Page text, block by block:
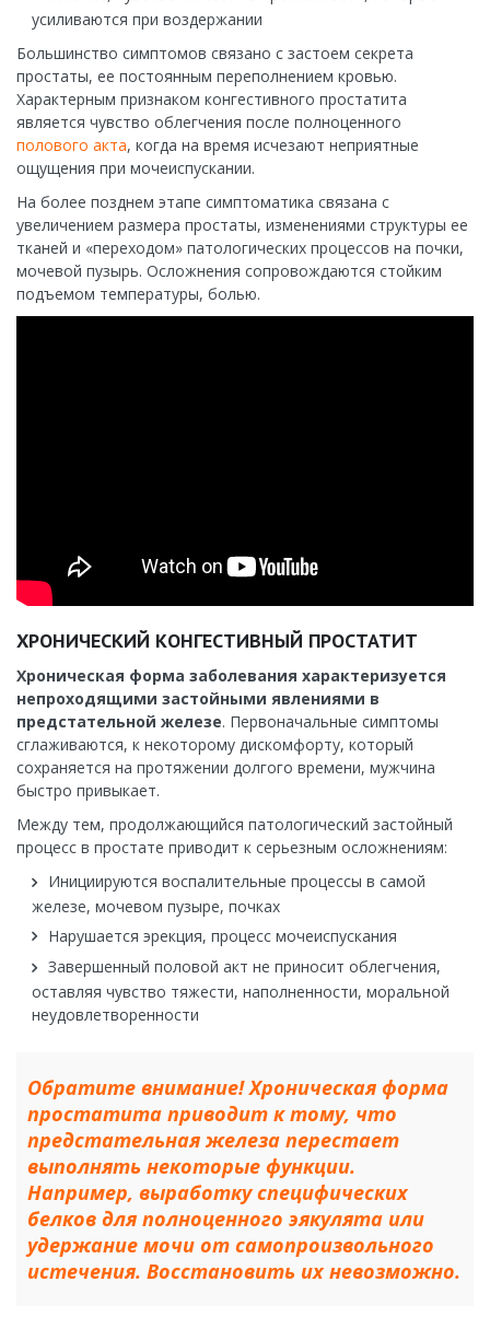
усиливаются при воздержании
Большинство симптомов связано с застоем секрета
простаты, ее постоянным переполнением кровью.
Характерным признаком конгестивного простатита
является чувство облегчения после полноценного
полового акта, когда на время исчезают неприятные
ощущения при мочеиспускании.
На более позднем этапе симптоматика связана с
увеличением размера простаты, изменениями структуры ее
тканей и «переходом» патологических процессов на почки,
мочевой пузырь. Осложнения сопровождаются стойким
подъемом температуры, болью.
ХРОНИЧЕСКИЙ КОНГЕСТИВНЫЙ ПРОСТАТИТ
Хроническая форма заболевания характеризуется
непроходящими застойными явлениями в
предстательной железе. Первоначальные симптомы
сглаживаются, к некоторому дискомфорту, который
сохраняется на протяжении долгого времени, мужчина
быстро привыкает.
Между тем, продолжающийся патологический застойный
процесс в простате приводит к серьезным осложнениям:
Инициируются воспалительные процессы в самой
железе, мочевом пузыре, почках
Нарушается эрекция, процесс мочеиспускания
Завершенный половой акт не приносит облегчения,
оставляя чувство тяжести, наполненности, моральной
неудовлетворенности
Обратите внимание! Хроническая форма
простатита приводит к тому, что
предстательная железа перестает
выполнять некоторые функции.
Например, выработку специфических
белков для полноценного эякулята или
удержание мочи от самопроизвольного
истечения. Восстановить их невозможно.